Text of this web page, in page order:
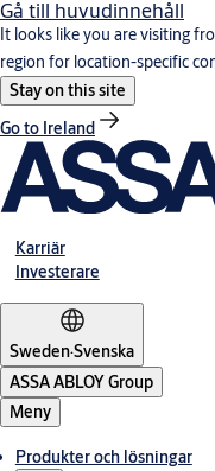
Gå till huvudinnehåll
It looks like you are visiting
region for location-specific
Stay on this site
Go to Ireland
Karriär
Investerare
Sweden·Svenska
ASSA ABLOY Group
Meny
Produkter och lösningar